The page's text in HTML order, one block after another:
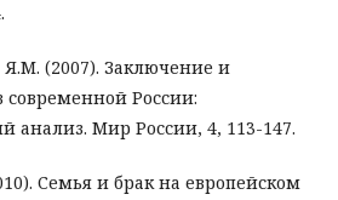
(2007). Заключение и
современной России:
анализ. Мир России, 4, 113-147.
Семья и брак на европейском